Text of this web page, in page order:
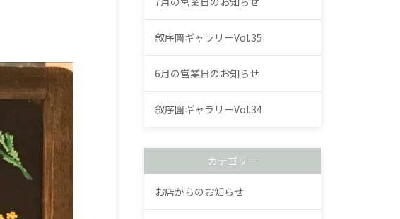
叙序圓ギャラリーVol.35
6月の営業日のお知らせ
叙序圓ギャラリーVol.34
カテゴリー
お店からのお知らせ